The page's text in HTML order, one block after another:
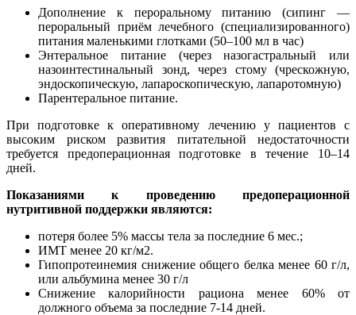
Дополнение к пероральному питанию (сипинг —
пероральный приём лечебного (специализированного)
питания маленькими глотками (50–100 мл в час)
Энтеральное питание (через назогастральный или
назоинтестинальный зонд, через стому (чрескожную,
эндоскопическую, лапароскопическую, лапаротомную)
Парентеральное питание.
При подготовке к оперативному лечению у пациентов с
высоким риском развития питательной недостаточности
требуется предоперационная подготовке в течение 10–14
дней.
Показаниями к проведению предоперационной
нутритивной поддержки являются:
потеря более 5% массы тела за последние 6 мес.;
ИМТ менее 20 кг/м2.
Гипопротеинемия снижение общего белка менее 60 г/л,
или альбумина менее 30 г/л
Снижение калорийности рациона менее 60% от
должного объема за последние 7-14 дней.